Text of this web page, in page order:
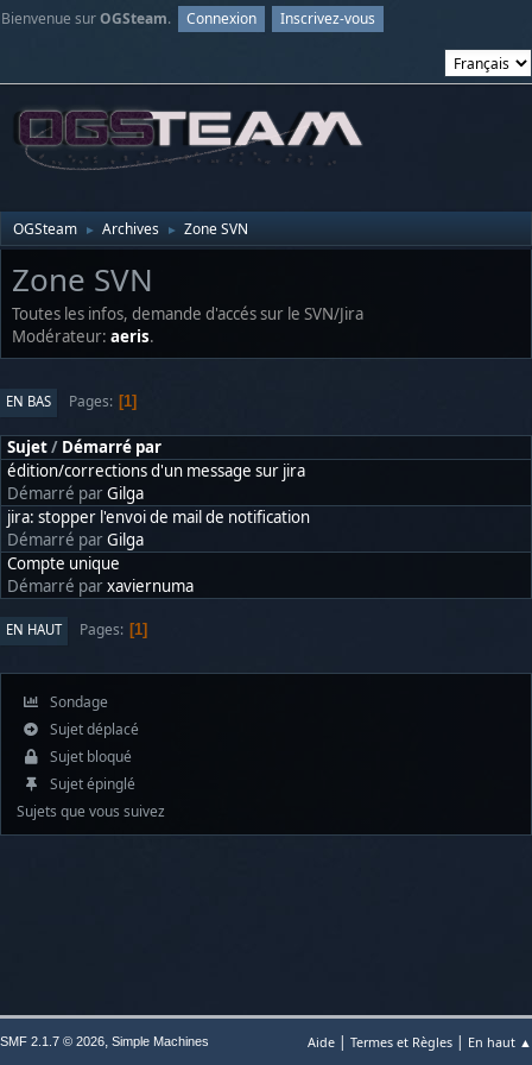
Bienvenue surOGSteam. Connexion Inscrivez-vous
OGSteam ► Archives ► Zone SVN
Zone SVN
Toutes les infos, demande d'accés sur le SVN/Jira
Modérateur: aeris.
EN BAS Pages 1
Sujet/ Démarré par
édition/corrections d'un message sur jira
Démarré parGilga
jira: stopper l'envoi de mail de notification
Démarré parGilga
Compte unique
Démarré parxaviernuma
EN HAUT Pages 1
Sondage
Sujet déplacé
Sujet bloqué
Sujet épinglé
Sujets que vous suivez
Aide | Termes et Règles | En haut ▲
SMF 2.1.7 © 2026, Simple Machines